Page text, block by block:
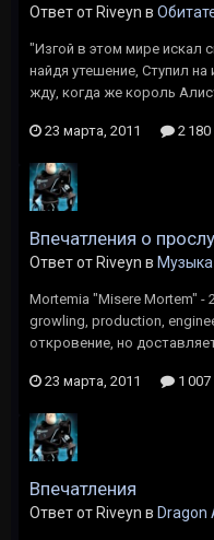
Ответ от Riveyn в
"Изгой в этом мире искал
найдя утешение, Ступил
жду, когда же король
23 марта, 2011 2
Впечатления о
Ответ от Riveyn в Музыка
Mortemia "Misere Mortem" -
growling, production,
откровение, но
23 марта, 2011 1
Впечатления
Ответ от Riveyn в Dragon